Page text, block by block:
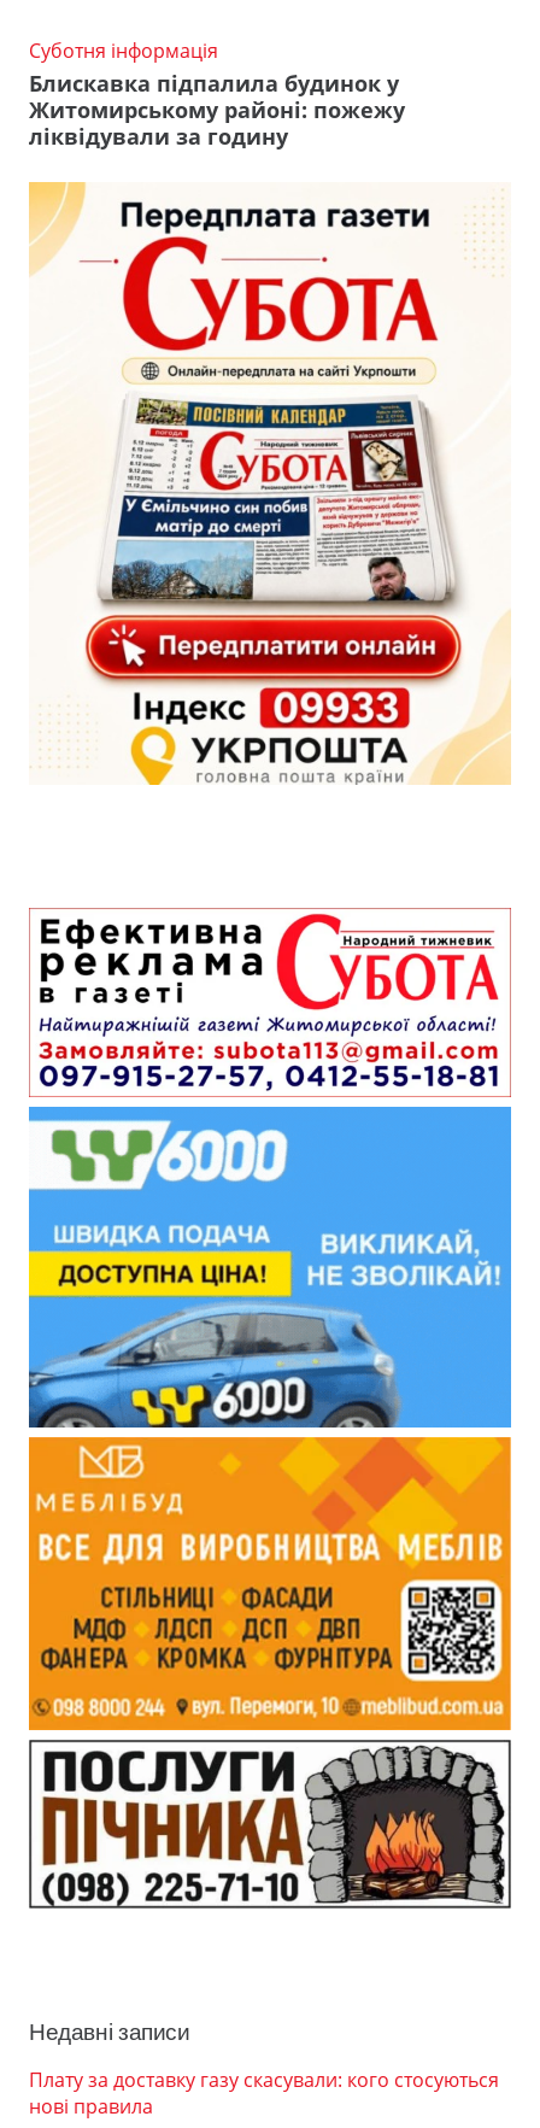
Суботня інформація
Блискавка підпалила будинок у
Житомирському районі: пожежу
ліквідували за годину
Недавні записи
Плату за доставку газу скасували: кого стосуються
нові правила